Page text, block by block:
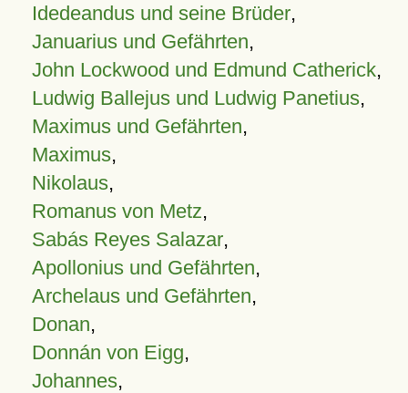
Idedeandus und seine Brüder,
Januarius und Gefährten,
John Lockwood und Edmund Catherick,
Ludwig Ballejus und Ludwig Panetius,
Maximus und Gefährten,
Maximus,
Nikolaus,
Romanus von Metz,
Sabás Reyes Salazar,
Apollonius und Gefährten,
Archelaus und Gefährten,
Donan,
Donnán von Eigg,
Johannes,